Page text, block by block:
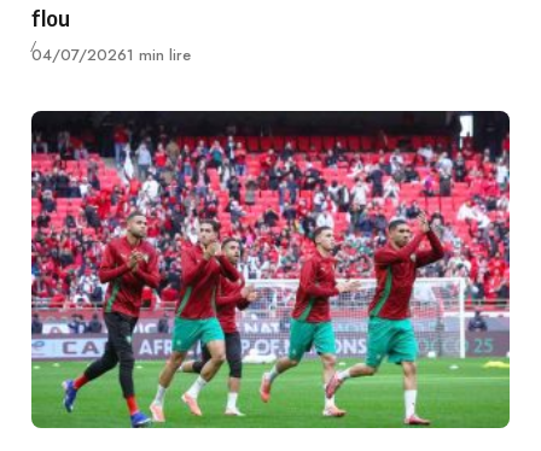
flou
Publié
04/07/20261 min lire